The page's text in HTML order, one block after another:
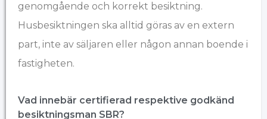
genomgående och korrekt besiktning.
Husbesiktningen ska alltid göras av en extern
part, inte av säljaren eller någon annan boende i
fastigheten.
Vad innebär certifierad respektive godkänd
besiktningsman SBR?